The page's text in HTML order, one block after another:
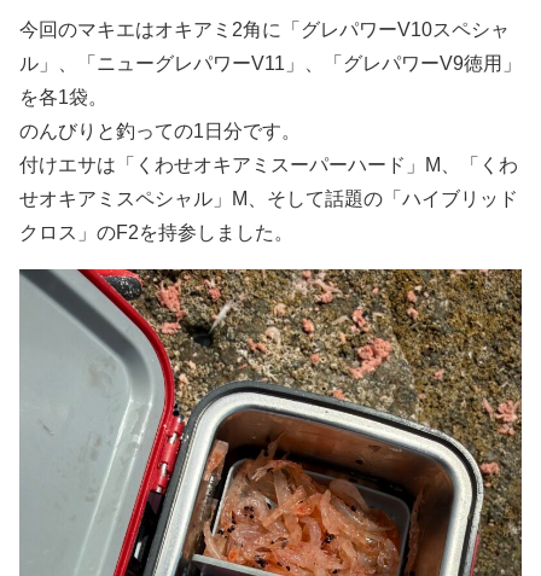
今回のマキエはオキアミ2角に「グレパワーV10スペシャ
ル」、「ニューグレパワーV11」、「グレパワーV9徳用」
を各1袋。
のんびりと釣っての1日分です。
付けエサは「くわせオキアミスーパーハード」M、「くわ
せオキアミスペシャル」M、そして話題の「ハイブリッド
クロス」のF2を持参しました。